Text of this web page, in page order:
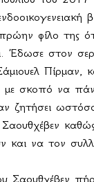
φίλο της
Έδωσε στον
Πίρμαν,
με σκοπό να
ζητήσει
και να τον
Σαουθχέβεν